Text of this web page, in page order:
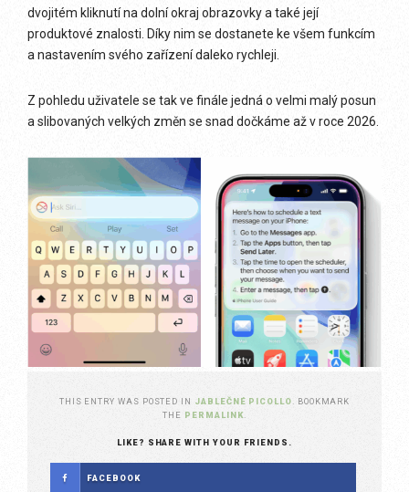
dvojitém kliknutí na dolní okraj obrazovky a také její
produktové znalosti. Díky nim se dostanete ke všem funkcím
a nastavením svého zařízení daleko rychleji.
Z pohledu uživatele se tak ve finále jedná o velmi malý posun
a slibovaných velkých změn se snad dočkáme až v roce 2026.
THIS ENTRY WAS POSTED IN JABLEČNÉ PICOLLO. BOOKMARK
THE PERMALINK.
LIKE? SHARE WITH YOUR FRIENDS.
FACEBOOK